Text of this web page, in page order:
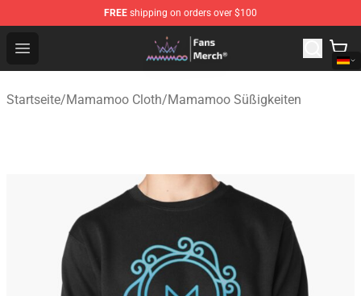
FREE shipping on orders over $100
Open menu
Mamamoo Store - Official Mamamoo Merchandise Shop
Startseite/Mamamoo Cloth/Mamamoo Süßigkeiten